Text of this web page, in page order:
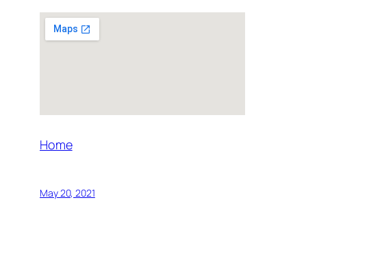
Home
May 20, 2021